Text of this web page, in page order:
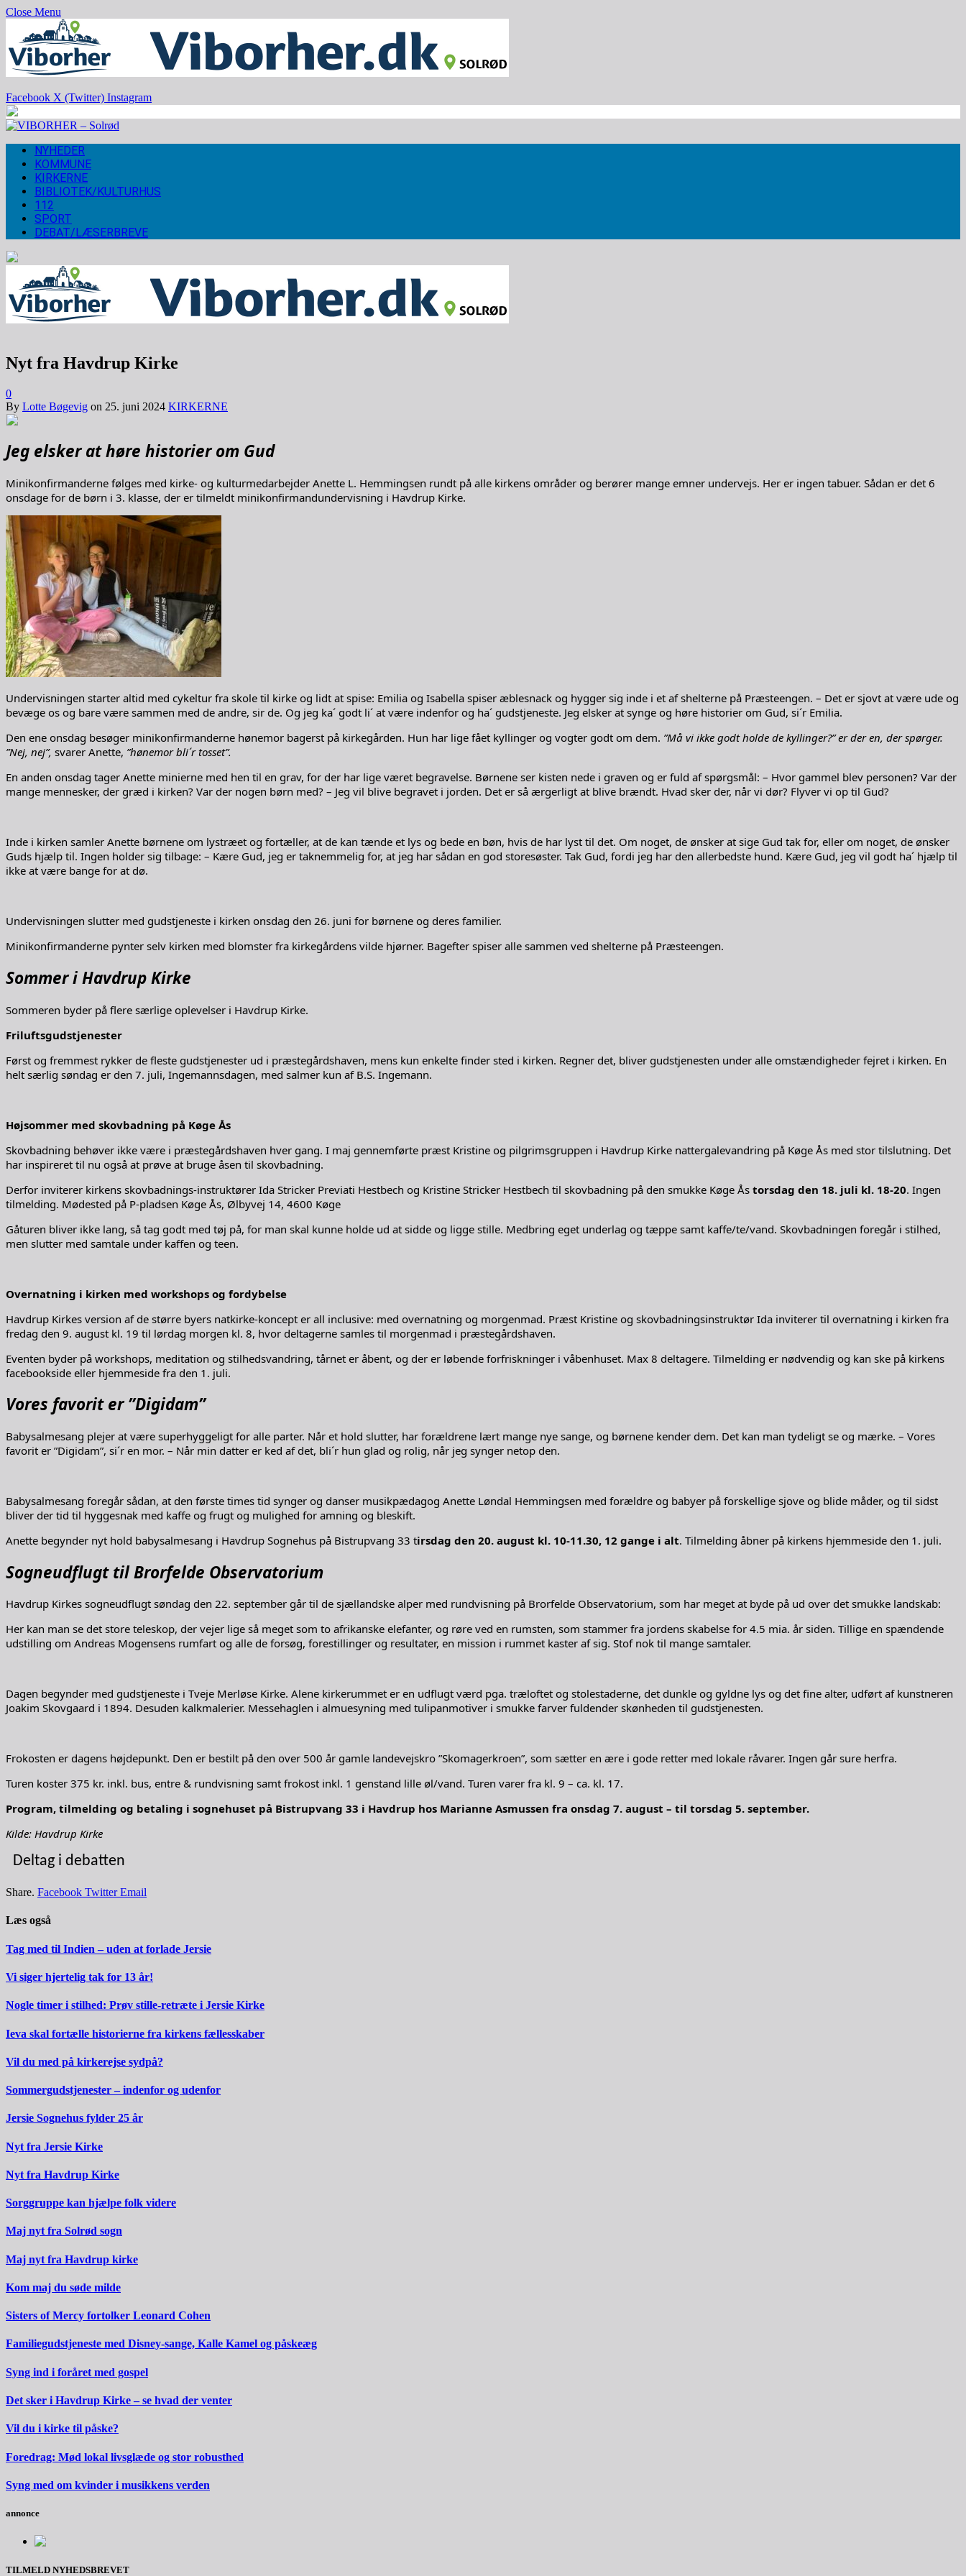
Close Menu
Facebook X (Twitter) Instagram
NYHEDER
KOMMUNE
KIRKERNE
BIBLIOTEK/KULTURHUS
112
SPORT
DEBAT/LÆSERBREVE
Nyt fra Havdrup Kirke
0
By Lotte Bøgevig on 25. juni 2024 KIRKERNE
Jeg elsker at høre historier om Gud
Minikonfirmanderne følges med kirke- og kulturmedarbejder Anette L. Hemmingsen rundt på alle kirkens områder og berører mange emner undervejs. Her er ingen tabuer. Sådan er det 6
onsdage for de børn i 3. klasse, der er tilmeldt minikonfirmandundervisning i Havdrup Kirke.
Undervisningen starter altid med cykeltur fra skole til kirke og lidt at spise: Emilia og Isabella spiser æblesnack og hygger sig inde i et af shelterne på Præsteengen. – Det er sjovt at være ude og
bevæge os og bare være sammen med de andre, sir de. Og jeg ka´ godt li´ at være indenfor og ha´ gudstjeneste. Jeg elsker at synge og høre historier om Gud, si´r Emilia.
Den ene onsdag besøger minikonfirmanderne hønemor bagerst på kirkegården. Hun har lige fået kyllinger og vogter godt om dem. ”Må vi ikke godt holde de kyllinger?” er der en, der spørger.
”Nej, nej”, svarer Anette, ”hønemor bli´r tosset”.
En anden onsdag tager Anette minierne med hen til en grav, for der har lige været begravelse. Børnene ser kisten nede i graven og er fuld af spørgsmål: – Hvor gammel blev personen? Var der
mange mennesker, der græd i kirken? Var der nogen børn med? – Jeg vil blive begravet i jorden. Det er så ærgerligt at blive brændt. Hvad sker der, når vi dør? Flyver vi op til Gud?
Inde i kirken samler Anette børnene om lystræet og fortæller, at de kan tænde et lys og bede en bøn, hvis de har lyst til det. Om noget, de ønsker at sige Gud tak for, eller om noget, de ønsker
Guds hjælp til. Ingen holder sig tilbage: – Kære Gud, jeg er taknemmelig for, at jeg har sådan en god storesøster. Tak Gud, fordi jeg har den allerbedste hund. Kære Gud, jeg vil godt ha´ hjælp til
ikke at være bange for at dø.
Undervisningen slutter med gudstjeneste i kirken onsdag den 26. juni for børnene og deres familier.
Minikonfirmanderne pynter selv kirken med blomster fra kirkegårdens vilde hjørner. Bagefter spiser alle sammen ved shelterne på Præsteengen.
Sommer i Havdrup Kirke
Sommeren byder på flere særlige oplevelser i Havdrup Kirke.
Friluftsgudstjenester
Først og fremmest rykker de fleste gudstjenester ud i præstegårdshaven, mens kun enkelte finder sted i kirken. Regner det, bliver gudstjenesten under alle omstændigheder fejret i kirken. En
helt særlig søndag er den 7. juli, Ingemannsdagen, med salmer kun af B.S. Ingemann.
Højsommer med skovbadning på Køge Ås
Skovbadning behøver ikke være i præstegårdshaven hver gang. I maj gennemførte præst Kristine og pilgrimsgruppen i Havdrup Kirke nattergalevandring på Køge Ås med stor tilslutning. Det
har inspireret til nu også at prøve at bruge åsen til skovbadning.
Derfor inviterer kirkens skovbadnings-instruktører Ida Stricker Previati Hestbech og Kristine Stricker Hestbech til skovbadning på den smukke Køge Ås torsdag den 18. juli kl. 18-20. Ingen
tilmelding. Mødested på P-pladsen Køge Ås, Ølbyvej 14, 4600 Køge
Gåturen bliver ikke lang, så tag godt med tøj på, for man skal kunne holde ud at sidde og ligge stille. Medbring eget underlag og tæppe samt kaffe/te/vand. Skovbadningen foregår i stilhed,
men slutter med samtale under kaffen og teen.
Overnatning i kirken med workshops og fordybelse
Havdrup Kirkes version af de større byers natkirke-koncept er all inclusive: med overnatning og morgenmad. Præst Kristine og skovbadningsinstruktør Ida inviterer til overnatning i kirken fra
fredag den 9. august kl. 19 til lørdag morgen kl. 8, hvor deltagerne samles til morgenmad i præstegårdshaven.
Eventen byder på workshops, meditation og stilhedsvandring, tårnet er åbent, og der er løbende forfriskninger i våbenhuset. Max 8 deltagere. Tilmelding er nødvendig og kan ske på kirkens
facebookside eller hjemmeside fra den 1. juli.
Vores favorit er ”Digidam”
Babysalmesang plejer at være superhyggeligt for alle parter. Når et hold slutter, har forældrene lært mange nye sange, og børnene kender dem. Det kan man tydeligt se og mærke. – Vores
favorit er ”Digidam”, si´r en mor. – Når min datter er ked af det, bli´r hun glad og rolig, når jeg synger netop den.
Babysalmesang foregår sådan, at den første times tid synger og danser musikpædagog Anette Løndal Hemmingsen med forældre og babyer på forskellige sjove og blide måder, og til sidst
bliver der tid til hyggesnak med kaffe og frugt og mulighed for amning og bleskift.
Anette begynder nyt hold babysalmesang i Havdrup Sognehus på Bistrupvang 33 tirsdag den 20. august kl. 10-11.30, 12 gange i alt. Tilmelding åbner på kirkens hjemmeside den 1. juli.
Sogneudflugt til Brorfelde Observatorium
Havdrup Kirkes sogneudflugt søndag den 22. september går til de sjællandske alper med rundvisning på Brorfelde Observatorium, som har meget at byde på ud over det smukke landskab:
Her kan man se det store teleskop, der vejer lige så meget som to afrikanske elefanter, og røre ved en rumsten, som stammer fra jordens skabelse for 4.5 mia. år siden. Tillige en spændende
udstilling om Andreas Mogensens rumfart og alle de forsøg, forestillinger og resultater, en mission i rummet kaster af sig. Stof nok til mange samtaler.
Dagen begynder med gudstjeneste i Tveje Merløse Kirke. Alene kirkerummet er en udflugt værd pga. træloftet og stolestaderne, det dunkle og gyldne lys og det fine alter, udført af kunstneren
Joakim Skovgaard i 1894. Desuden kalkmalerier. Messehaglen i almuesyning med tulipanmotiver i smukke farver fuldender skønheden til gudstjenesten.
Frokosten er dagens højdepunkt. Den er bestilt på den over 500 år gamle landevejskro ”Skomagerkroen”, som sætter en ære i gode retter med lokale råvarer. Ingen går sure herfra.
Turen koster 375 kr. inkl. bus, entre & rundvisning samt frokost inkl. 1 genstand lille øl/vand. Turen varer fra kl. 9 – ca. kl. 17.
Program, tilmelding og betaling i sognehuset på Bistrupvang 33 i Havdrup hos Marianne Asmussen fra onsdag 7. august – til torsdag 5. september.
Kilde: Havdrup Kirke
Deltag i debatten
Share. Facebook Twitter Email
Læs også
Tag med til Indien – uden at forlade Jersie
Vi siger hjertelig tak for 13 år!
Nogle timer i stilhed: Prøv stille-retræte i Jersie Kirke
Ieva skal fortælle historierne fra kirkens fællesskaber
Vil du med på kirkerejse sydpå?
Sommergudstjenester – indenfor og udenfor
Jersie Sognehus fylder 25 år
Nyt fra Jersie Kirke
Nyt fra Havdrup Kirke
Sorggruppe kan hjælpe folk videre
Maj nyt fra Solrød sogn
Maj nyt fra Havdrup kirke
Kom maj du søde milde
Sisters of Mercy fortolker Leonard Cohen
Familiegudstjeneste med Disney-sange, Kalle Kamel og påskeæg
Syng ind i foråret med gospel
Det sker i Havdrup Kirke – se hvad der venter
Vil du i kirke til påske?
Foredrag: Mød lokal livsglæde og stor robusthed
Syng med om kvinder i musikkens verden
annonce
TILMELD NYHEDSBREVET